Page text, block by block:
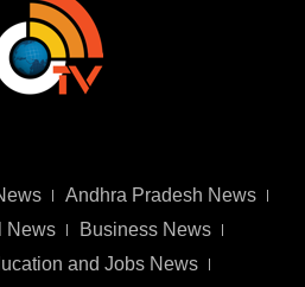
Andhra Pradesh News
News
Business News
and Jobs News